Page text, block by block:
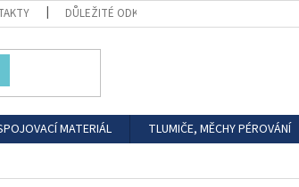
DŮLEŽITÉ ODKAZY
MATERIÁL TLUMIČE, MĚCHY PÉROVÁNÍ